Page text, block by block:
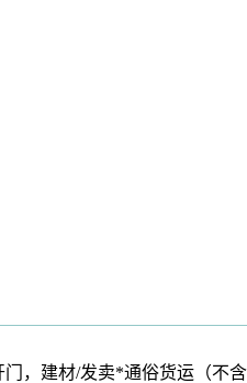
建材/发卖*通俗货运（不